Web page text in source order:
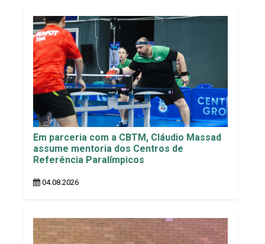
Em parceria com a CBTM, Cláudio Massad
assume mentoria dos Centros de
Referência Paralímpicos
04.08.2026